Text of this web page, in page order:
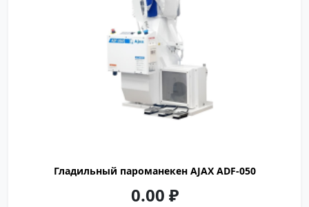
Глaдильный пароманeкeн АJАХ ADF-050
0.00 ₽